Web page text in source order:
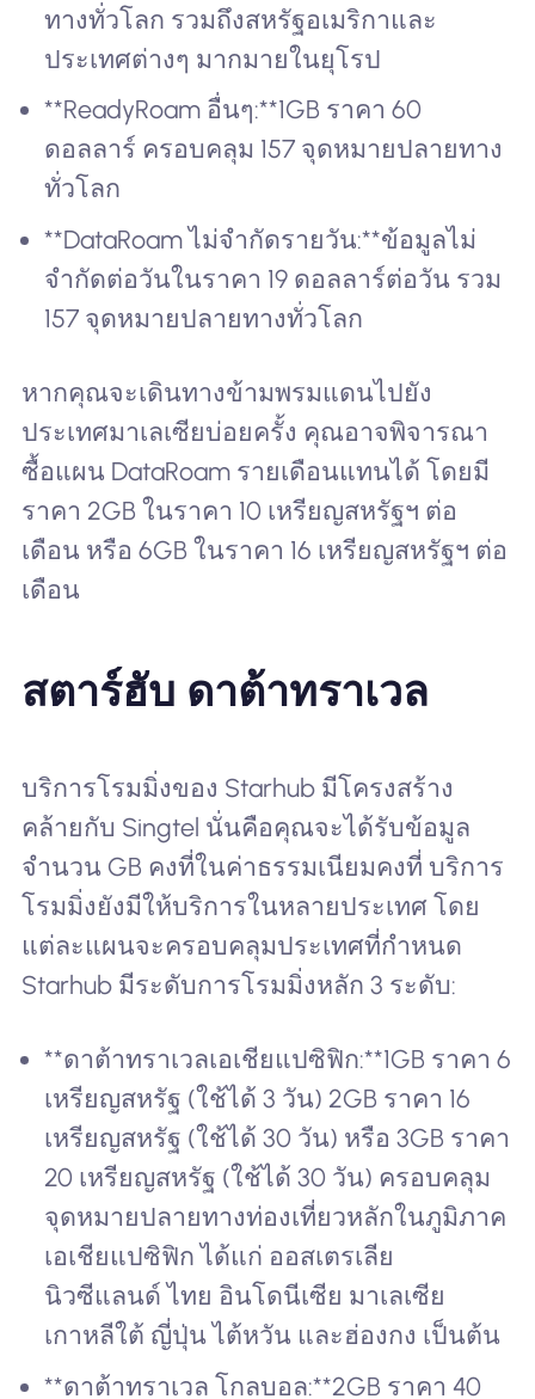
ทางทั่วโลก รวมถึงสหรัฐอเมริกาและ
ประเทศต่างๆ มากมายในยุโรป
**ReadyRoam อื่นๆ:**1GB ราคา 60
ดอลลาร์ ครอบคลุม 157 จุดหมายปลายทาง
ทั่วโลก
**DataRoam ไม่จำกัดรายวัน:**ข้อมูลไม่
จำกัดต่อวันในราคา 19 ดอลลาร์ต่อวัน รวม
157 จุดหมายปลายทางทั่วโลก
หากคุณจะเดินทางข้ามพรมแดนไปยัง
ประเทศมาเลเซียบ่อยครั้ง คุณอาจพิจารณา
ซื้อแผน DataRoam รายเดือนแทนได้ โดยมี
ราคา 2GB ในราคา 10 เหรียญสหรัฐฯ ต่อ
เดือน หรือ 6GB ในราคา 16 เหรียญสหรัฐฯ ต่อ
เดือน
สตาร์ฮับ ดาต้าทราเวล
บริการโรมมิ่งของ Starhub มีโครงสร้าง
คล้ายกับ Singtel นั่นคือคุณจะได้รับข้อมูล
จำนวน GB คงที่ในค่าธรรมเนียมคงที่ บริการ
โรมมิ่งยังมีให้บริการในหลายประเทศ โดย
แต่ละแผนจะครอบคลุมประเทศที่กำหนด
Starhub มีระดับการโรมมิ่งหลัก 3 ระดับ:
**ดาต้าทราเวลเอเชียแปซิฟิก:**1GB ราคา 6
เหรียญสหรัฐ (ใช้ได้ 3 วัน) 2GB ราคา 16
เหรียญสหรัฐ (ใช้ได้ 30 วัน) หรือ 3GB ราคา
20 เหรียญสหรัฐ (ใช้ได้ 30 วัน) ครอบคลุม
จุดหมายปลายทางท่องเที่ยวหลักในภูมิภาค
เอเชียแปซิฟิก ได้แก่ ออสเตรเลีย
นิวซีแลนด์ ไทย อินโดนีเซีย มาเลเซีย
เกาหลีใต้ ญี่ปุ่น ไต้หวัน และฮ่องกง เป็นต้น
**ดาต้าทราเวล โกลบอล:**2GB ราคา 40